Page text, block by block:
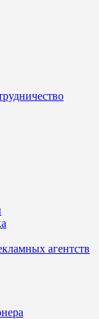
агентств